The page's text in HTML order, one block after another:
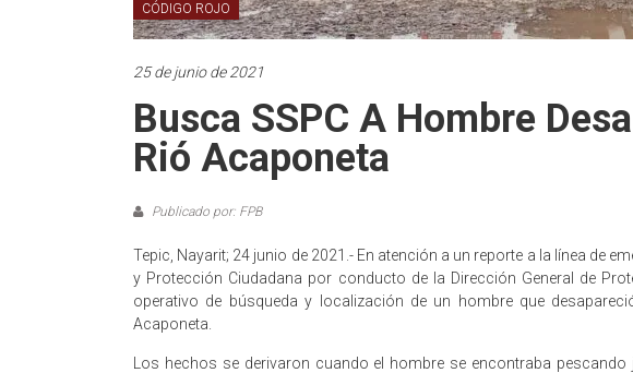
CÓDIGO ROJO
25 de junio de 2021
Busca SSPC A Hombre
Rió Acaponeta
Publicado por: FPB
Tepic, Nayarit; 24 junio de 2021.- En atención a un reporte a la línea de
y Protección Ciudadana por conducto de la Dirección General de
operativo de búsqueda y localización de un hombre que
Acaponeta.
Los hechos se derivaron cuando el hombre se encontraba